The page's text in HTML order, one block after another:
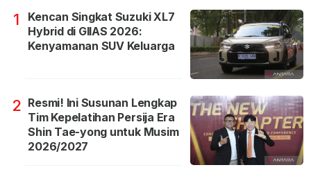
1
Kencan Singkat Suzuki XL7
Hybrid di GIIAS 2026:
Kenyamanan SUV Keluarga
2 Resmi! Ini Susunan Lengkap
Tim Kepelatihan Persija Era
Shin Tae-yong untuk Musim
2026/2027